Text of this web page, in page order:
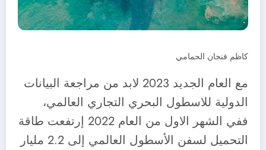
كاظم فنجان الحمامي
مع العام الجديد 2023 لابد من مراجعة البيانات
الدولية للاسطول البحري التجاري العالمي،
ففي الشهر الاول من العام 2022 إرتفعت طاقة
التحميل لسفن الأسطول العالمي إلى 2.2 مليار